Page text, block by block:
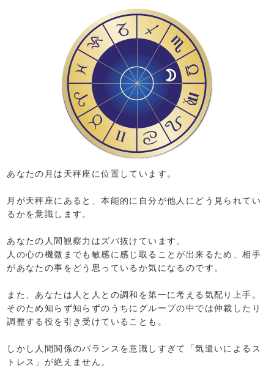
あなたの月は天秤座に位置しています。
月が天秤座にあると、本能的に自分が他人にどう見られてい
るかを意識します。
あなたの人間観察力はズバ抜けています。
人の心の機微までも敏感に感じ取ることが出来るため、相手
があなたの事をどう思っているか気になるのです。
また、あなたは人と人との調和を第一に考える気配り上手。
そのため知らず知らずのうちにグループの中では仲裁したり
調整する役を引き受けていることも。
しかし人間関係のバランスを意識しすぎて「気遣いによるス
トレス」が絶えません。